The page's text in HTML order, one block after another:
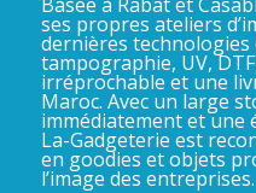
ses propres ateliers
dernières
tampographie, UV,
irréprochable et une
Maroc. Avec un large
immédiatement et une
La-Gadgeterie est
en goodies et objets
l’image des entreprises.